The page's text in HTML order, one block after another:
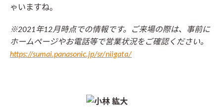
ゃいますね。
※2021年12月時点での情報です。ご来場の際は、事前に
ホームページやお電話等で営業状況をご確認ください。
https://sumai.panasonic.jp/sr/niigata/